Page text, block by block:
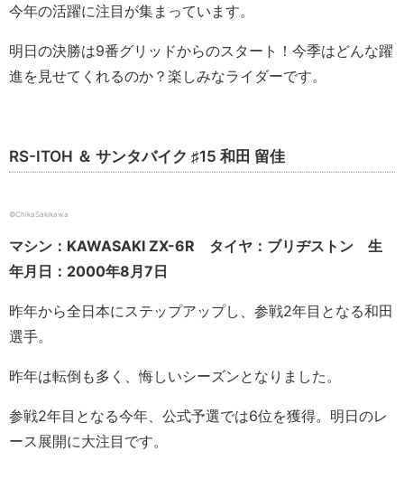
今年の活躍に注目が集まっています。
明日の決勝は9番グリッドからのスタート！今季はどんな躍
進を見せてくれるのか？楽しみなライダーです。
RS-ITOH ＆ サンタバイク ♯15 和田 留佳
©ChikaSakikawa
マシン：KAWASAKI ZX-6R タイヤ：ブリヂストン 生
年月日：2000年8月7日
昨年から全日本にステップアップし、参戦2年目となる和田
選手。
昨年は転倒も多く、悔しいシーズンとなりました。
参戦2年目となる今年、公式予選では6位を獲得。明日のレ
ース展開に大注目です。